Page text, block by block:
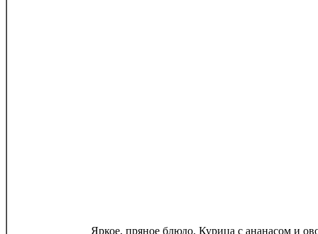
Яркое, пряное блюдо. Курица с ананасом и